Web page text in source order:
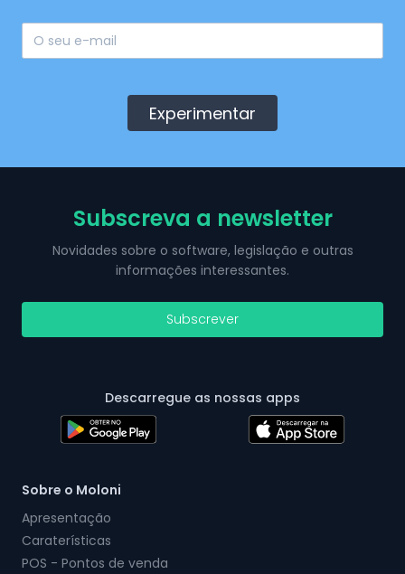
Experimentar
Subscreva a newsletter
Novidades sobre o software, legislação e outras
informações interessantes.
Subscrever
Descarregue as nossas apps
Sobre o Moloni
Apresentação
Caraterísticas
POS - Pontos de venda